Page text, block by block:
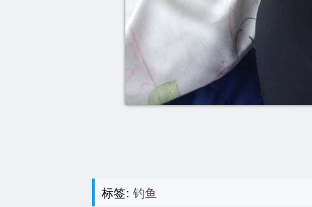
标签: 钓鱼